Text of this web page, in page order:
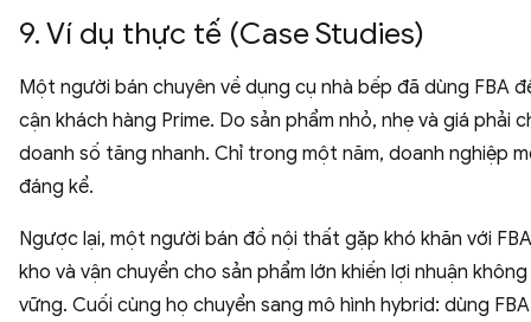
9. Ví dụ thực tế (Case Studies)
Một người bán chuyên về dụng cụ nhà bếp đã dùng FBA
cận khách hàng Prime. Do sản phẩm nhỏ, nhẹ và giá phải
doanh số tăng nhanh. Chỉ trong một năm, doanh nghiệp
đáng kể.
Ngược lại, một người bán đồ nội thất gặp khó khăn với
kho và vận chuyển cho sản phẩm lớn khiến lợi nhuận
vững. Cuối cùng họ chuyển sang mô hình hybrid: dùng